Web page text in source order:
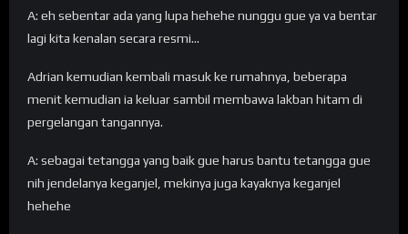
A: eh sebentar ada yang lupa hehehe nunggu gue ya va bentar
lagi kita kenalan secara resmi…
Adrian kemudian kembali masuk ke rumahnya, beberapa
menit kemudian ia keluar sambil membawa lakban hitam di
pergelangan tangannya.
A: sebagai tetangga yang baik gue harus bantu tetangga gue
nih jendelanya keganjel, mekinya juga kayaknya keganjel
hehehe